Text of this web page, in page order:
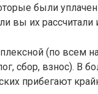
были
вы их рассчитали
(по всем
сбор, взнос). В
прибегают